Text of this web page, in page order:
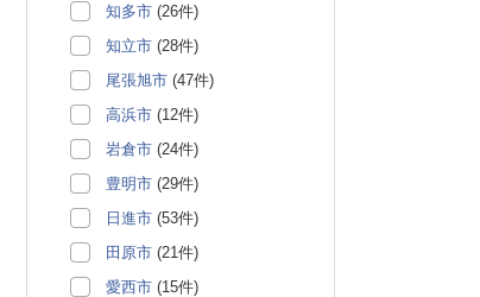
知多市 (26件)
知立市 (28件)
尾張旭市 (47件)
高浜市 (12件)
岩倉市 (24件)
豊明市 (29件)
日進市 (53件)
田原市 (21件)
愛西市 (15件)